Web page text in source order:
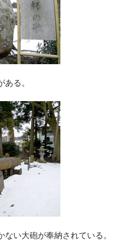
る。
い大砲が奉納されている。